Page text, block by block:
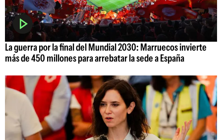
La guerra por la final del Mundial 2030: Marruecos invierte
más de 450 millones para arrebatar la sede a España